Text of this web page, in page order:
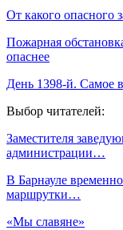
От какого опасного
Пожарная
опаснее
День 1398-й. Самое
Выбор читателей:
Заместителя
администрации…
В Барнауле
маршрутки…
«Мы славяне»